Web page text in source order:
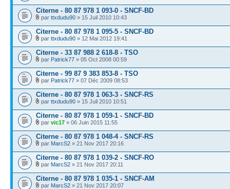
Citerne - 80 87 978 1 093-0 - SNCF-BD
par ttxdudu90 » 15 Juil 2010 10:43
Citerne - 80 87 978 1 095-5 - SNCF-BD
par ttxdudu90 » 12 Mai 2012 19:41
Citerne - 33 87 988 2 618-8 - TSO
par Patrick77 » 05 Oct 2008 00:59
Citerne - 99 87 9 383 853-8 - TSO
par Patrick77 » 07 Déc 2009 08:53
Citerne - 80 87 978 1 063-3 - SNCF-RS
par ttxdudu90 » 15 Juil 2010 10:51
Citerne - 80 87 978 1 059-1 - SNCF-BD
par vic17 » 06 Juin 2015 11:55
Citerne - 80 87 978 1 048-4 - SNCF-RS
par MarcS2 » 21 Nov 2017 20:16
Citerne - 80 87 978 1 039-2 - SNCF-RO
par MarcS2 » 21 Nov 2017 20:11
Citerne - 80 87 978 1 035-1 - SNCF-AM
par MarcS2 » 21 Nov 2017 20:07